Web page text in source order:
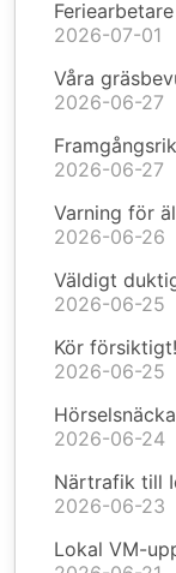
2026-07-01
Våra
2026-06-27
2026-06-27
Varning för
2026-06-26
Väldigt
2026-06-25
Kör försiktigt!
2026-06-25
2026-06-24
Närtrafik till
2026-06-23
Lokal VM-